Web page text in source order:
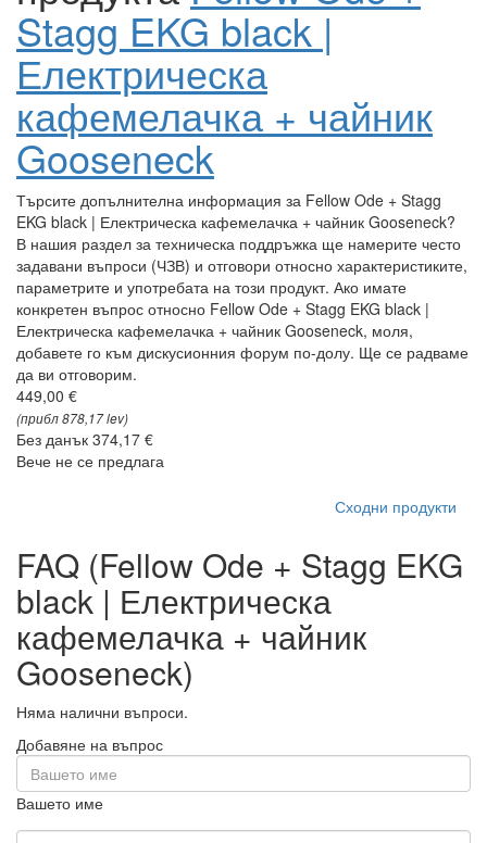
всички статии
Въведение
Fellow
Fellow Ode + Stagg EKG black | Електрическа
кафемелачка + чайник Gooseneck
FAQ - Въпроси за
продуктаFellow Ode +
Stagg EKG black |
Електрическа
кафемелачка + чайник
Gooseneck
Търсите допълнителна информация за Fellow Ode + Stagg
задавани въпроси (ЧЗВ) и отговори относно характеристиките,
параметрите и употребата на този продукт. Ако имате
конкретен въпрос относно Fellow Ode + Stagg EKG black |
Електрическа кафемелачка + чайник Gooseneck, моля,
добавете го към дискусионния форум по-долу. Ще се радваме
да ви отговорим.
(прибл 878,17 lev)
Без данък 374,17 €
Вече не се предлага